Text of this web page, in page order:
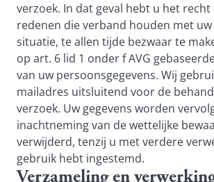
verzoek. In dat geval hebt u het recht
redenen die verband houden met
situatie, te allen tijde bezwaar te
op art. 6 lid 1 onder f AVG
van uw persoonsgegevens. Wij
mailadres uitsluitend voor de
verzoek. Uw gegevens worden
inachtneming van de wettelijke
verwijderd, tenzij u met verdere
gebruik hebt ingestemd.
Verzameling en